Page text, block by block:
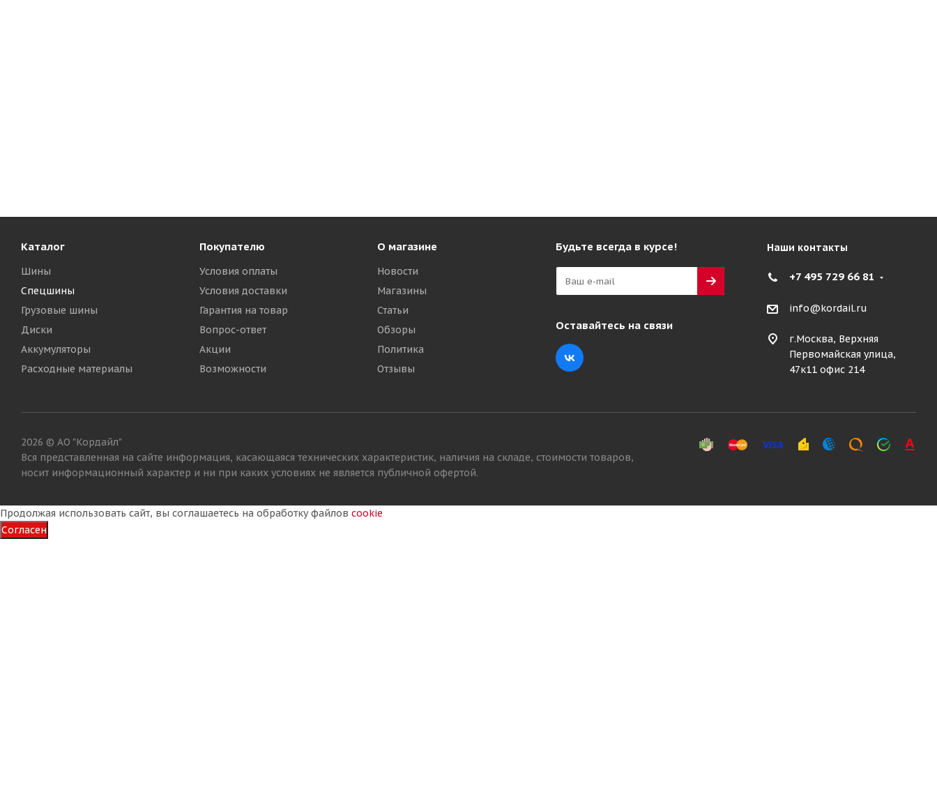
Каталог
Шины
Спецшины
Грузовые шины
Диски
Аккумуляторы
Расходные материалы
Покупателю
Условия оплаты
Условия доставки
Гарантия на товар
Вопрос-ответ
Акции
Возможности
О магазине
Новости
Магазины
Статьи
Обзоры
Политика
Отзывы
Будьте всегда в курсе!
Оставайтесь на связи
Наши контакты
+7 495 729 66 81
info@kordail.ru
г.Москва, Верхняя
Первомайская улица,
47к11 офис 214
2026 © АО "Кордайл"
Вся представленная на сайте информация, касающаяся технических характеристик, наличия на складе, стоимости товаров,
носит информационный характер и ни при каких условиях не является публичной офертой.
Продолжая использовать сайт, вы соглашаетесь на обработку файлов cookie
Согласен